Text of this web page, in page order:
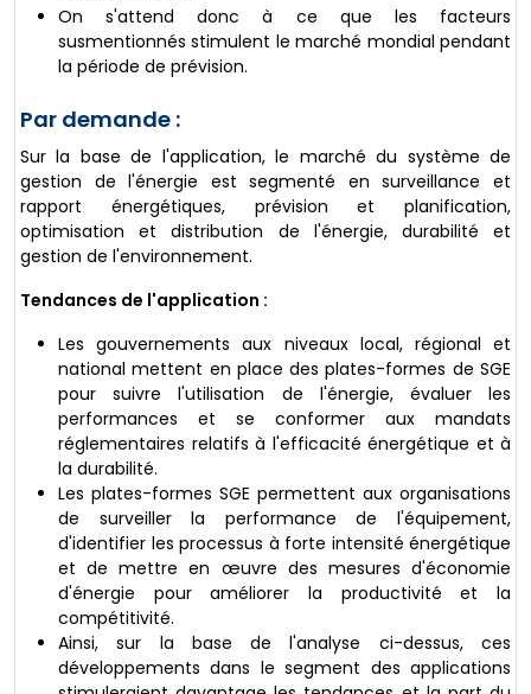
On s'attend donc à ce que les facteurs
susmentionnés stimulent le marché mondial pendant
la période de prévision.
Par demande :
Sur la base de l'application, le marché du système de
gestion de l'énergie est segmenté en surveillance et
rapport énergétiques, prévision et planification,
optimisation et distribution de l'énergie, durabilité et
gestion de l'environnement.
Tendances de l'application :
Les gouvernements aux niveaux local, régional et
national mettent en place des plates-formes de SGE
pour suivre l'utilisation de l'énergie, évaluer les
performances et se conformer aux mandats
réglementaires relatifs à l'efficacité énergétique et à
la durabilité.
Les plates-formes SGE permettent aux organisations
de surveiller la performance de l'équipement,
d'identifier les processus à forte intensité énergétique
et de mettre en œuvre des mesures d'économie
d'énergie pour améliorer la productivité et la
compétitivité.
Ainsi, sur la base de l'analyse ci-dessus, ces
développements dans le segment des applications